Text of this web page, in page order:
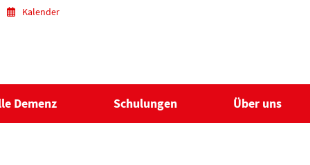
Kalender
Demenz Schulungen Über uns